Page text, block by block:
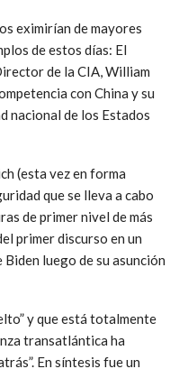
eximirían de mayores
de estos días: El
de la CIA, William
con China y su
nacional de los Estados
(esta vez en forma
que se lleva a cabo
de primer nivel de más
primer discurso en un
luego de su asunción
y que está totalmente
transatlántica ha
En síntesis fue un